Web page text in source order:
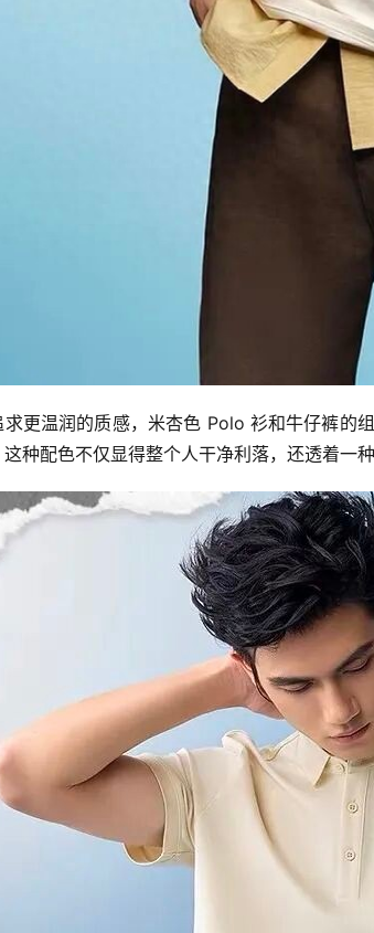
求更温润的质感，米杏色 Polo 衫和牛仔裤的
种配色不仅显得整个人干净利落，还透着一种